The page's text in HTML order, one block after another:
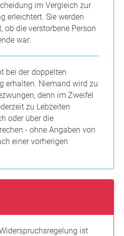
im Vergleich zur
erleichtert. Sie werden
ob die verstorbene Person
war.
bei der doppelten
erhalten. Niemand wird zu
denn im Zweifel
zu Lebzeiten
oder über die
- ohne Angaben von
einer vorherigen
ist